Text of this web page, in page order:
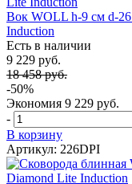
Вок WOLL h-9 см d-
Induction
Есть в наличии
9 229 руб.
18 458 руб.
-50%
Экономия 9 229 руб.
-
В корзину
Артикул: 226DPI